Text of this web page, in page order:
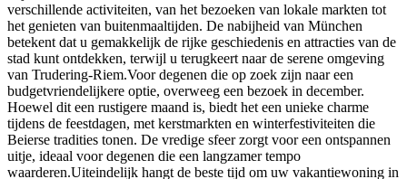
verschillende activiteiten, van het bezoeken van lokale markten tot
het genieten van buitenmaaltijden. De nabijheid van München
betekent dat u gemakkelijk de rijke geschiedenis en attracties van de
stad kunt ontdekken, terwijl u terugkeert naar de serene omgeving
van Trudering-Riem.Voor degenen die op zoek zijn naar een
budgetvriendelijkere optie, overweeg een bezoek in december.
Hoewel dit een rustigere maand is, biedt het een unieke charme
tijdens de feestdagen, met kerstmarkten en winterfestiviteiten die
Beierse tradities tonen. De vredige sfeer zorgt voor een ontspannen
uitje, ideaal voor degenen die een langzamer tempo
waarderen.Uiteindelijk hangt de beste tijd om uw vakantiewoning in